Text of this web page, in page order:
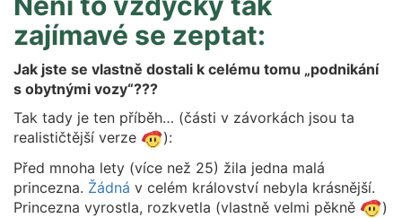
zajímavé se zeptat:
Jak jste se vlastně dostali k celému tomu „podnikání
s obytnými vozy“???
Tak tady je ten příběh… (části v závorkách jsou ta
realističtější verze
):
Před mnoha lety (více než 25) žila jedna malá
princezna. Žádná v celém království nebyla krásnější.
Princezna vyrostla, rozkvetla (vlastně velmi pěkně
)